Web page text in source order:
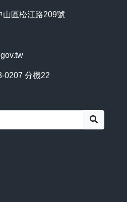
區松江路209號
0207 分機22